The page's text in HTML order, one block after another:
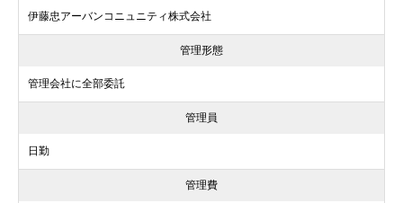
伊藤忠アーバンコニュニティ株式会社
管理形態
管理会社に全部委託
管理員
日勤
管理費